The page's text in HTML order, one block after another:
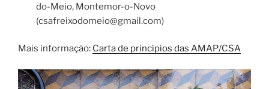
do-Meio, Montemor-o-Novo
(csafreixodomeio@gmail.com)
Mais informação: Carta de princípios das AMAP/CSA